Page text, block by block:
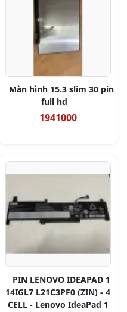
Màn hình 15.3 slim 30 pin
full hd
1941000
PIN LENOVO IDEAPAD 1
14IGL7 L21C3PF0 (ZIN) - 4
CELL - Lenovo IdeaPad 1